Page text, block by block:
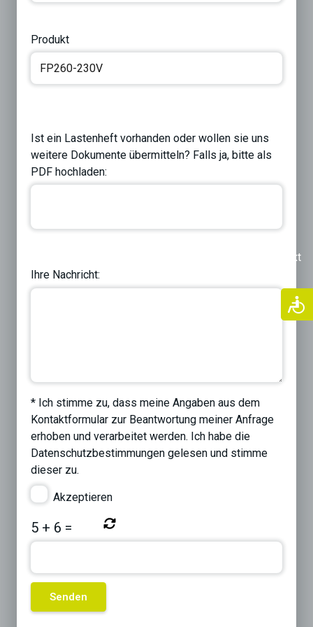
Produkt
Ist ein Lastenheft vorhanden oder wollen sie uns
weitere Dokumente übermitteln? Falls ja, bitte als
PDF hochladen:
Next
Ihre Nachricht:
* Ich stimme zu, dass meine Angaben aus dem
Kontaktformular zur Beantwortung meiner Anfrage
erhoben und verarbeitet werden. Ich habe die
Datenschutzbestimmungen gelesen und stimme
dieser zu.
Akzeptieren
5 + 6 =